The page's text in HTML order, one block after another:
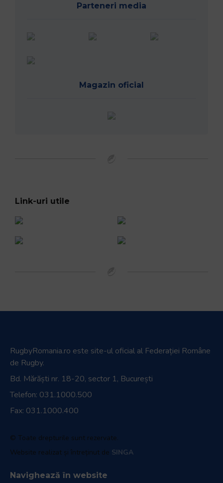
Parteneri media
Magazin oficial
Link-uri utile
RugbyRomania.ro este site-ul oficial al Federației Române
de Rugby.
Bd. Mărăști nr. 18-20, sector 1, București
Telefon: 031.1000.500
Fax: 031.1000.400
© Toate drepturile sunt rezervate.
Website realizat și întreținut de SINGA
Navighează în website